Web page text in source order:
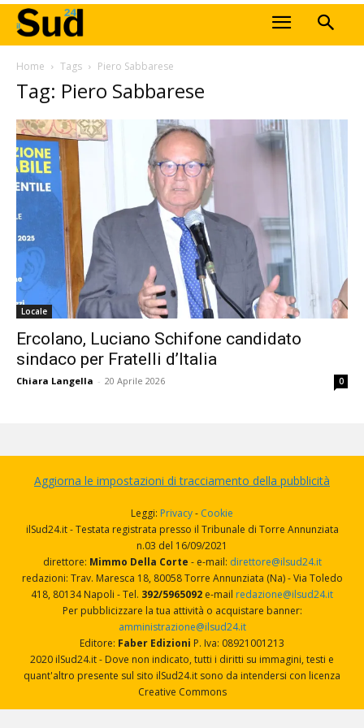
Home Tags Piero Sabbarese
Tag: Piero Sabbarese
Locale
Ercolano, Luciano Schifone candidato
sindaco per Fratelli d’Italia
Chiara Langella - 20 Aprile 2026 0
Aggiorna le impostazioni di tracciamento della pubblicità
Leggi: Privacy- Cookie
ilSud24.it - Testata registrata presso il Tribunale di Torre Annunziata
n.03 del 16/09/2021
direttore: Mimmo Della Corte - e-mail: direttore@ilsud24.it
redazioni: Trav. Maresca 18, 80058 Torre Annunziata (Na) - Via Toledo
418, 80134 Napoli - Tel. 392/5965092 e-mail redazione@ilsud24.it
Per pubblicizzare la tua attività o acquistare banner:
amministrazione@ilsud24.it
Editore: Faber Edizioni P. Iva: 08921001213
2020 ilSud24.it - Dove non indicato, tutti i diritti su immagini, testi e
quant'altro presente sul sito ilSud24.it sono da intendersi con licenza
Creative Commons